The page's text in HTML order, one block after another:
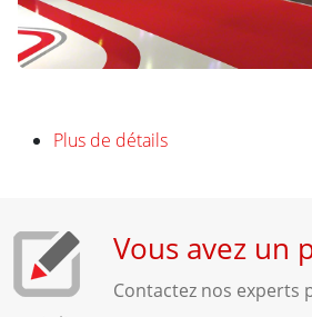
Plus de détails
Vous avez un
Contactez nos experts